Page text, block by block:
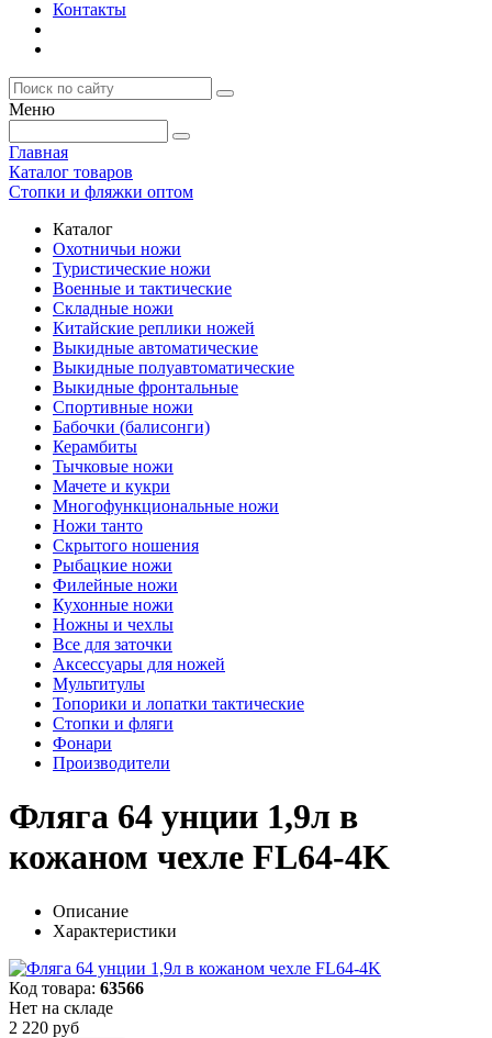
Контакты
Меню
Главная
Каталог товаров
Стопки и фляжки оптом
Каталог
Охотничьи ножи
Туристические ножи
Военные и тактические
Складные ножи
Китайские реплики ножей
Выкидные автоматические
Выкидные полуавтоматические
Выкидные фронтальные
Спортивные ножи
Бабочки (балисонги)
Керамбиты
Тычковые ножи
Мачете и кукри
Многофункциональные ножи
Ножи танто
Скрытого ношения
Рыбацкие ножи
Филейные ножи
Кухонные ножи
Ножны и чехлы
Все для заточки
Аксессуары для ножей
Мультитулы
Топорики и лопатки тактические
Стопки и фляги
Фонари
Производители
Фляга 64 унции 1,9л в
кожаном чехле FL64-4K
Описание
Характеристики
Код товара: 63566
Нет на складе
2 220 руб